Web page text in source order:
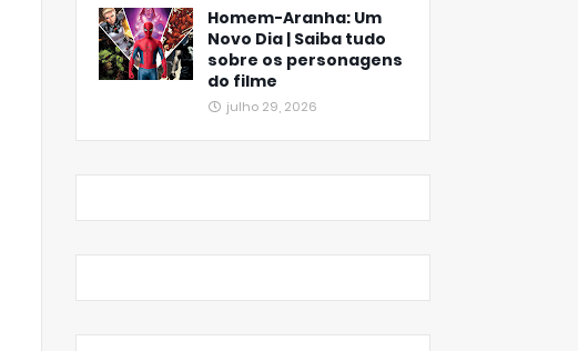
Homem-Aranha: Um
Novo Dia | Saiba tudo
sobre os personagens
do filme
julho 29, 2026